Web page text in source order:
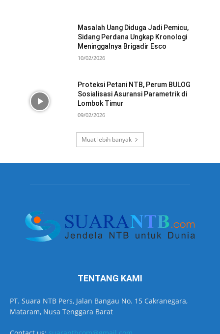
Masalah Uang Diduga Jadi Pemicu,
Sidang Perdana Ungkap Kronologi
Meninggalnya Brigadir Esco
10/02/2026
Proteksi Petani NTB, Perum BULOG
Sosialisasi Asuransi Parametrik di
Lombok Timur
09/02/2026
Muat lebih banyak
TENTANG KAMI
PT. Suara NTB Pers, Jalan Bangau No. 15 Cakranegara,
Mataram, Nusa Tenggara Barat